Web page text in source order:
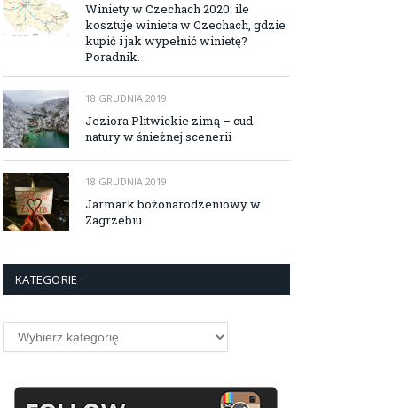
Winiety w Czechach 2020: ile
kosztuje winieta w Czechach, gdzie
kupić i jak wypełnić winietę?
Poradnik.
18 GRUDNIA 2019
Jeziora Plitwickie zimą – cud
natury w śnieżnej scenerii
18 GRUDNIA 2019
Jarmark bożonarodzeniowy w
Zagrzebiu
KATEGORIE
Kategorie